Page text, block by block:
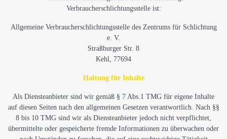
Verbraucherschlichtungsstelle ist:
Allgemeine Verbraucherschlichtungsstelle des Zentrums für Schlichtung
e. V.
Straßburger Str. 8
Kehl, 77694
Haftung für Inhalte
Als Diensteanbieter sind wir gemäß § 7 Abs.1 TMG für eigene Inhalte
auf diesen Seiten nach den allgemeinen Gesetzen verantwortlich. Nach §§
8 bis 10 TMG sind wir als Diensteanbieter jedoch nicht verpflichtet,
übermittelte oder gespeicherte fremde Informationen zu überwachen oder